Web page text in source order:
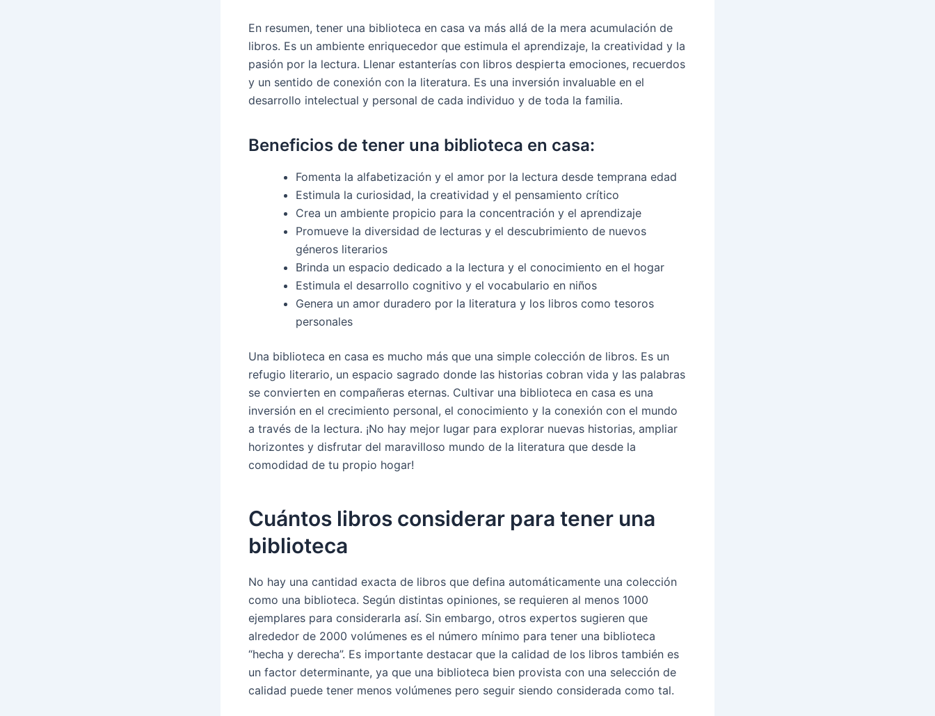
En resumen, tener una biblioteca en casa va más allá de la mera acumulación de
libros. Es un ambiente enriquecedor que estimula el aprendizaje, la creatividad y la
pasión por la lectura. Llenar estanterías con libros despierta emociones, recuerdos
y un sentido de conexión con la literatura. Es una inversión invaluable en el
desarrollo intelectual y personal de cada individuo y de toda la familia.
Beneficios de tener una biblioteca en casa:
Fomenta la alfabetización y el amor por la lectura desde temprana edad
Estimula la curiosidad, la creatividad y el pensamiento crítico
Crea un ambiente propicio para la concentración y el aprendizaje
Promueve la diversidad de lecturas y el descubrimiento de nuevos
géneros literarios
Brinda un espacio dedicado a la lectura y el conocimiento en el hogar
Estimula el desarrollo cognitivo y el vocabulario en niños
Genera un amor duradero por la literatura y los libros como tesoros
personales
Una biblioteca en casa es mucho más que una simple colección de libros. Es un
refugio literario, un espacio sagrado donde las historias cobran vida y las palabras
se convierten en compañeras eternas. Cultivar una biblioteca en casa es una
inversión en el crecimiento personal, el conocimiento y la conexión con el mundo
a través de la lectura. ¡No hay mejor lugar para explorar nuevas historias, ampliar
horizontes y disfrutar del maravilloso mundo de la literatura que desde la
comodidad de tu propio hogar!
Cuántos libros considerar para tener una
biblioteca
No hay una cantidad exacta de libros que defina automáticamente una colección
como una biblioteca. Según distintas opiniones, se requieren al menos 1000
ejemplares para considerarla así. Sin embargo, otros expertos sugieren que
alrededor de 2000 volúmenes es el número mínimo para tener una biblioteca
“hecha y derecha”. Es importante destacar que la calidad de los libros también es
un factor determinante, ya que una biblioteca bien provista con una selección de
calidad puede tener menos volúmenes pero seguir siendo considerada como tal.